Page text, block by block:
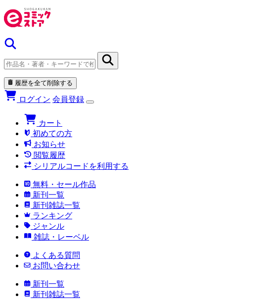
履歴を全て削除する
ログイン 会員登録
カート
初めての方
お知らせ
閲覧履歴
シリアルコードを利用する
無料・セール作品
新刊一覧
新刊雑誌一覧
ランキング
ジャンル
雑誌・レーベル
よくある質問
お問い合わせ
新刊一覧
新刊雑誌一覧